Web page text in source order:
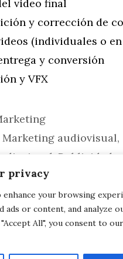
privacy
enhance your browsing
ads or content, and analyze
All", you consent to
video final
y corrección de
(individuales o
y conversión
y VFX
Marketing audiovisual,
Publicidad
audiovisual y costes:
de rodaje
audiovisual y costes: